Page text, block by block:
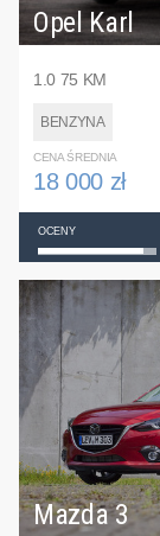
Opel Karl
1.0 75 KM
BENZYNA
CENA ŚREDNIA
18 000 zł
OCENY
Mazda 3